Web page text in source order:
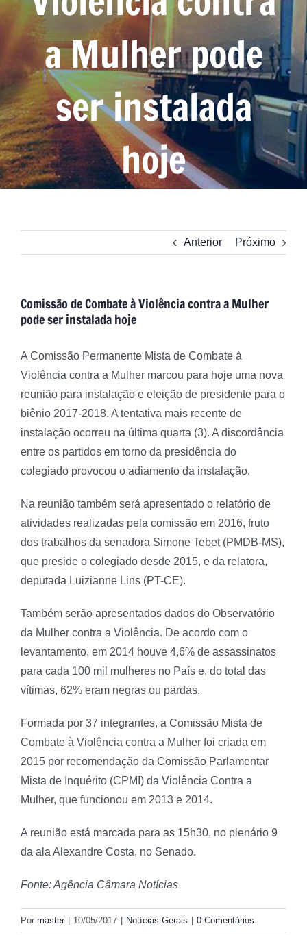
a Mulher pode
ser instalada
hoje
Anterior Próximo
Comissão de Combate à Violência contra a Mulher
pode ser instalada hoje
A Comissão Permanente Mista de Combate à
Violência contra a Mulher marcou para hoje uma nova
reunião para instalação e eleição de presidente para o
biênio 2017-2018. A tentativa mais recente de
instalação ocorreu na última quarta (3). A discordância
entre os partidos em torno da presidência do
colegiado provocou o adiamento da instalação.
Na reunião também será apresentado o relatório de
atividades realizadas pela comissão em 2016, fruto
dos trabalhos da senadora Simone Tebet (PMDB-MS),
que preside o colegiado desde 2015, e da relatora,
deputada Luizianne Lins (PT-CE).
Também serão apresentados dados do Observatório
da Mulher contra a Violência. De acordo com o
levantamento, em 2014 houve 4,6% de assassinatos
para cada 100 mil mulheres no País e, do total das
vítimas, 62% eram negras ou pardas.
Formada por 37 integrantes, a Comissão Mista de
Combate à Violência contra a Mulher foi criada em
2015 por recomendação da Comissão Parlamentar
Mista de Inquérito (CPMI ) da Violência Contra a
Mulher, que funcionou em 2013 e 2014.
A reunião está marcada para as 15h30, no plenário 9
da ala Alexandre Costa, no Senado.
Fonte: Agência Câmara Notícias
Por master 10/05/2017 Notícias Gerais 0 Comentários